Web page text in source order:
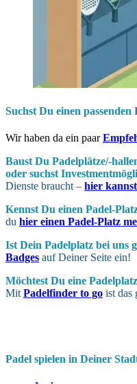
Suchst Du einen passenden
Wir haben da ein paar
Baust Du Padel­plätze/-
oder suchst
Dienste braucht – hier
Kennst Du einen Padel-
du hier einen Padel-Platz
Ist Dein Padel­platz bei uns
Badges auf Deiner Seite ein!
Möchtest Du eine
MitPadelfinder to go ist das
Padel spielen in Deiner